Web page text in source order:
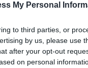
My Personal
to third parties, or
by us, please use
after your opt-out
on personal